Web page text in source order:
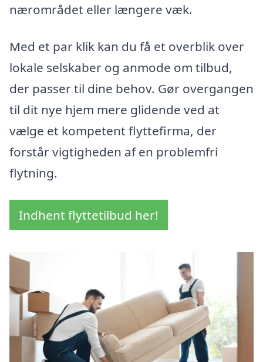
nærområdet eller længere væk.
Med et par klik kan du få et overblik over
lokale selskaber og anmode om tilbud,
der passer til dine behov. Gør overgangen
til dit nye hjem mere glidende ved at
vælge et kompetent flyttefirma, der
forstår vigtigheden af en problemfri
flytning.
Indhent flyttetilbud her!